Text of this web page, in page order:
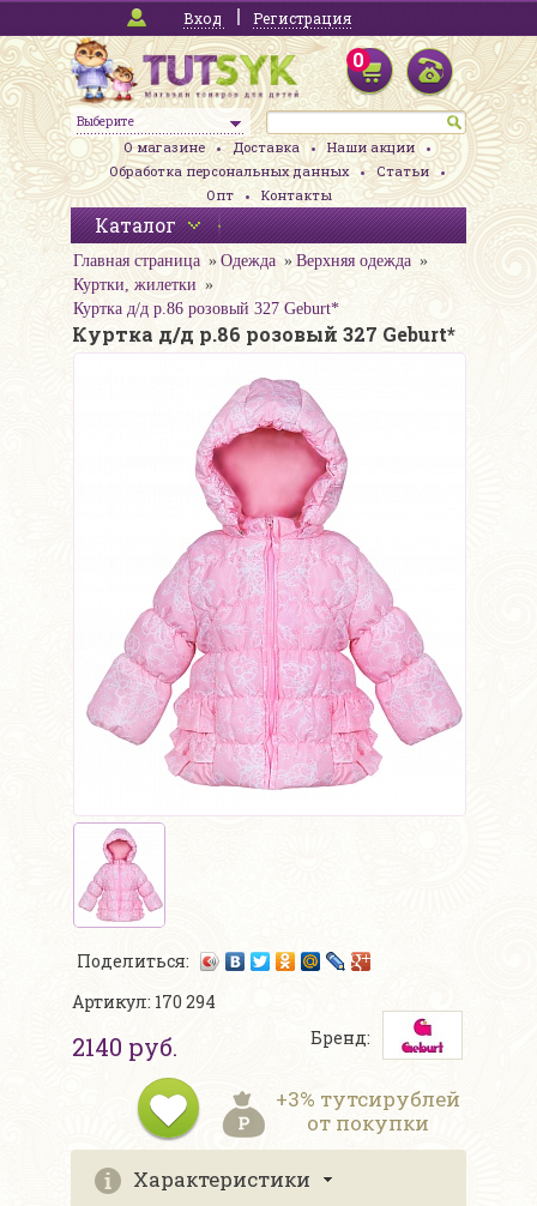
Вход Регистрация
Выберите
0
О магазине Доставка
Наши акции
Обработка персональных данных
Статьи
Опт
Контакты
Каталог
Главная страница Одежда
Верхняя одежда
Куртки, жилетки
Куртка д/д р.86 розовый 327 Geburt*
Куртка д/д р.86 розовый 327 Geburt*
Поделиться:
Артикул: 170 294
2140 руб. Бренд:
+3% тутсирублей
от покупки
Характеристики